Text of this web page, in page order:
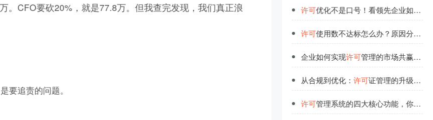
。CFO要砍20%，就是77.8万。但我查完发现，我们真正浪
要追责的问题。
许可优化不是口号！看领先企业如何实现软件授权价值最大化
许可使用数不达标怎么办？原因分析与改进策略
企业如何实现许可管理的市场共赢？生态合作新范式
从合规到优化： 许可证管理的升级之道
许可管理系统的四大核心功能，你都了解吗？